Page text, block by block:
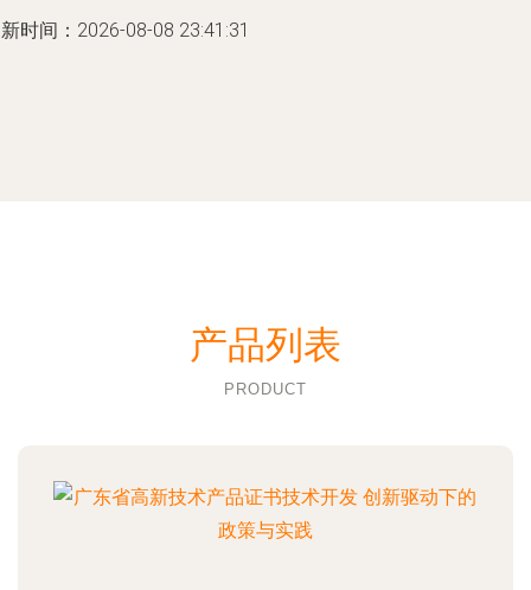
时间：2026-08-08 23:41:31
产品列表
PRODUCT